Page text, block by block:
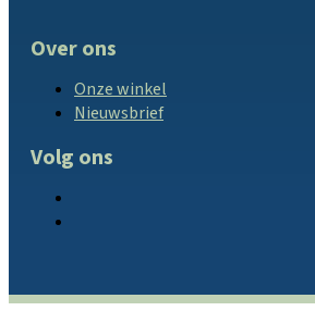
Over ons
Onze winkel
Nieuwsbrief
Volg ons